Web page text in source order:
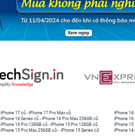
iPhone 17 cũ -iPhone 17 Pro Max cũ
iPhone 16 Series cũ - iPhone 16 Pro Max 256GB cũ
iPhone 16 Pro 128GB cũ -iPhone 15 Pro 128GB cũ
iPhone 15 Pro Max 256GB cũ - iPhone 15 Series cũ
iPhone 16
iPhone 16
iPhone 15
iPhone 14